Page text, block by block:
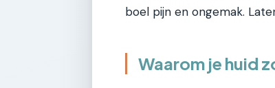
boel pijn en ongemak.
Waarom je huid